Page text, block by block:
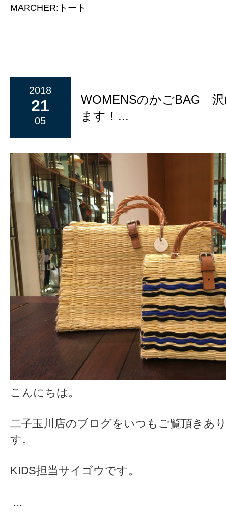
MARCHER:トート
2018
21
05
WOMENSのかごBAG 沢
ます！...
こんにちは。
二子玉川店のブログをいつもご覧頂きあ
す。
KIDS担当サイゴウです。
...